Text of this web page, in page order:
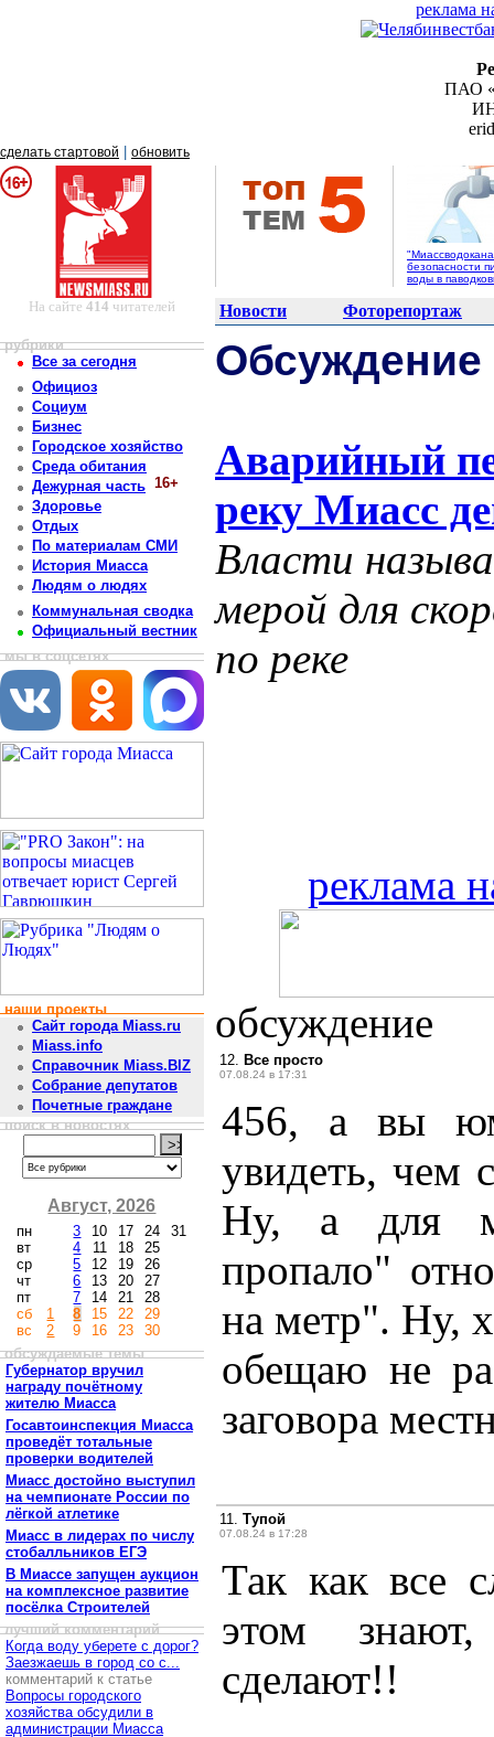
реклама
ПАО
сделать стартовой обновить
безопасности
воды в
На сайте 414 читателей Новости Фоторепортаж
рубрики
Все за сегодня
Официоз
Социум
Бизнес
Городское хозяйство
Среда обитания
Дежурная часть 16+
Здоровье
Отдых
По материалам СМИ
История Миасса
Людям о людях
Коммунальная сводка
Официальный вестник
мы в соцсетях
наши проекты
Сайт города Miass.ru
Miass.info
Справочник Miass.BIZ
Собрание депутатов
Почетные граждане
поиск в новостях
Август, 2026
пн
вт
ср
чт
пт
сб
вс
1
2
3
4
5
6
7
8
9
10
11
12
13
14
15
16
17
18
19
20
21
22
23
24
25
26
27
28
29
30
31
обсуждаемые темы
Губернатор вручил
награду почётному
жителю Миасса
Госавтоинспекция Миасса
проведёт тотальные
проверки водителей
Миасс достойно выступил
на чемпионате России по
лёгкой атлетике
Миасс в лидерах по числу
стобалльников ЕГЭ
В Миассе запущен аукцион
на комплексное развитие
посёлка Строителей
лучший комментарий
Когда воду уберете с дорог?
Заезжаешь в город со с...
комментарий к статье
Вопросы городского
хозяйства обсудили в
администрации Миасса
Аварийный
реку Миасс
Власти
мерой для
по реке
реклама
обсуждение
12. Все просто
07.08.24 в 17:31
456, а вы
увидеть, чем
Ну, а для
пропало"
на метр". Ну,
обещаю не
заговора
11. Тупой
07.08.24 в 17:28
Так как все
этом
сделают!!